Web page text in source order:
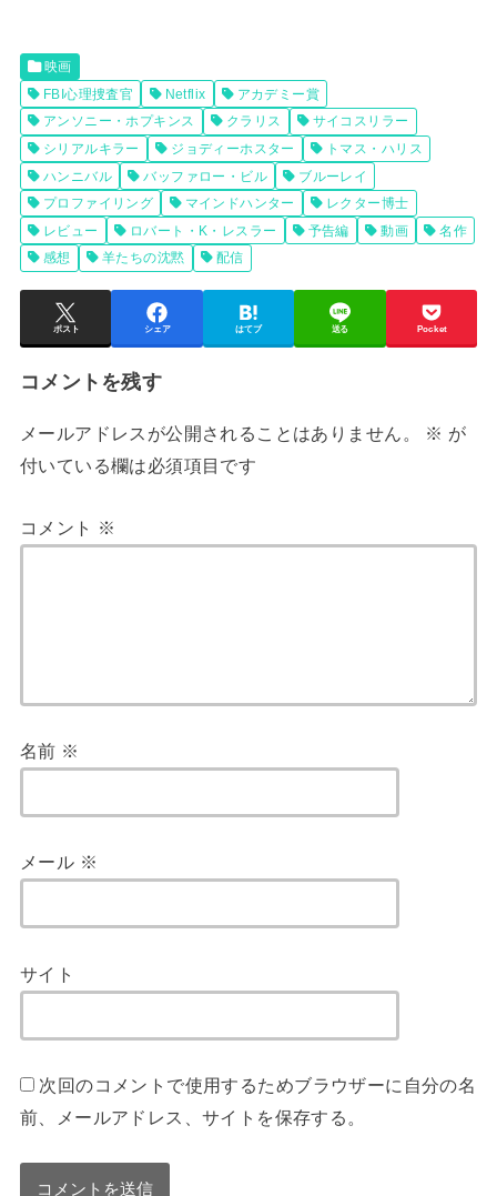
映画
FBI心理捜査官
Netflix
アカデミー賞
アンソニー・ホプキンス
クラリス
サイコスリラー
シリアルキラー
ジョディーホスター
トマス・ハリス
ハンニバル
バッファロー・ビル
ブルーレイ
プロファイリング
マインドハンター
レクター博士
レビュー
ロバート・K・レスラー 予告編 動画
名作
感想
羊たちの沈黙 配信
ポスト シェア はてブ 送る Pocket
コメントを残す
メールアドレスが公開されることはありません。 ※ が
付いている欄は必須項目です
コメント ※
名前 ※
メール ※
サイト
次回のコメントで使用するためブラウザーに自分の名
前、メールアドレス、サイトを保存する。